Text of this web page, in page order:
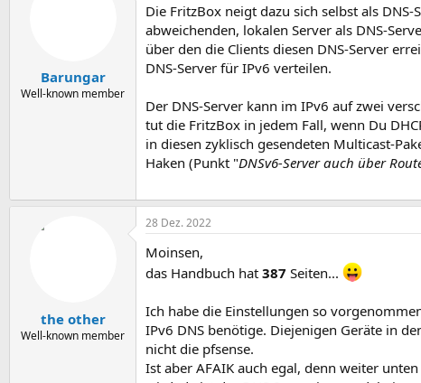
Barungar
Well-known member
Die FritzBox neigt dazu sich selbst als
abweichenden, lokalen Server als DNS-
über den die Clients diesen DNS-Server
DNS-Server für IPv6 verteilen.
Der DNS-Server kann im IPv6 auf zwei
tut die FritzBox in jedem Fall, wenn Du
in diesen zyklisch gesendeten Multicast-
Haken (Punkt "DNSv6-Server auch über
the other
Well-known member
28 Dez. 2022
Moinsen,
das Handbuch hat 387 Seiten...
Ich habe die Einstellungen so
IPv6 DNS benötige. Diejenigen Geräte in
nicht die pfsense.
Ist aber AFAIK auch egal, denn weiter